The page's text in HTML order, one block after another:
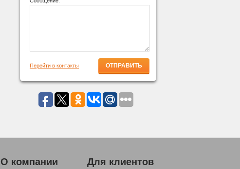
Перейти в контакты
О компании Для клиентов